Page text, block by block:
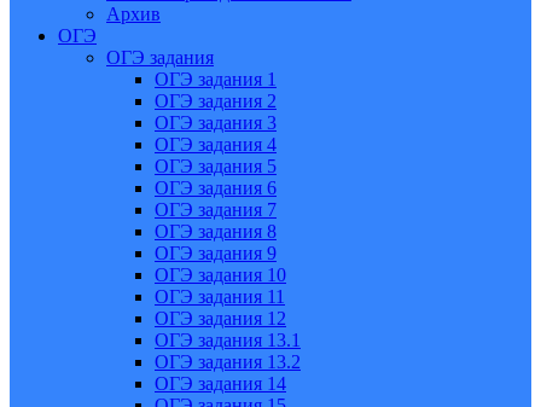
Архив
ОГЭ
ОГЭ задания
ОГЭ задания 1
ОГЭ задания 2
ОГЭ задания 3
ОГЭ задания 4
ОГЭ задания 5
ОГЭ задания 6
ОГЭ задания 7
ОГЭ задания 8
ОГЭ задания 9
ОГЭ задания 10
ОГЭ задания 11
ОГЭ задания 12
ОГЭ задания 13.1
ОГЭ задания 13.2
ОГЭ задания 14